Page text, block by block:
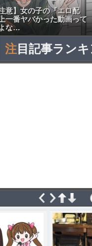
意】女の子の『エロ配
一番ヤバかった動画って
な…
注 目記事ラン